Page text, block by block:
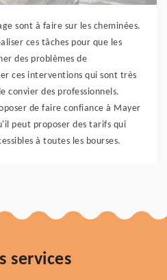
sont à faire sur les cheminées.
ces tâches pour que les
des problèmes de
ces interventions qui sont très
convier des professionnels.
de faire confiance à Mayer
peut proposer des tarifs qui
à toutes les bourses.
services